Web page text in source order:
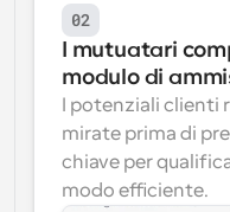
02
I mutuatari
modulo di
I potenziali clienti
mirate prima di
chiave per
modo efficiente.